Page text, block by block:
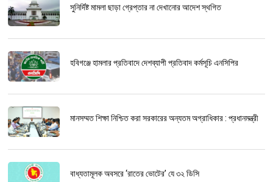
সুনির্দিষ্ট মামলা ছাড়া গ্রেপ্তার না দেখানোর আদেশ স্থগিত
হবিগঞ্জে হামলার প্রতিবাদে দেশব্যাপী প্রতিবাদ কর্মসূচি এনসিপির
মানসম্মত শিক্ষা নিশ্চিত করা সরকারের অন্যতম অগ্রাধিকার : প্রধানমন্ত্রী
বাধ্যতামূলক অবসরে ‘রাতের ভোটের’ যে ৩২ ডিসি